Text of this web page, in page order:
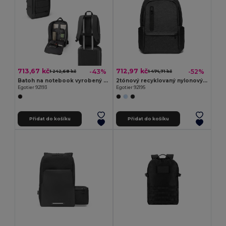
713,67 kč1 242,68 kč -43%
Batoh na notebook vyrobený z vysokohustotního recyklovaného polyesteru 600D s voděodolnou úpravou 16"
Egotier 92193
Přidat do košíku
712,97 kč1 474,71 kč -52%
2tónový recyklovaný nylonový voděodolný batoh na notebook s přihrádkou z recyklovaného polyesteru 210D
Egotier 92195
Přidat do košíku